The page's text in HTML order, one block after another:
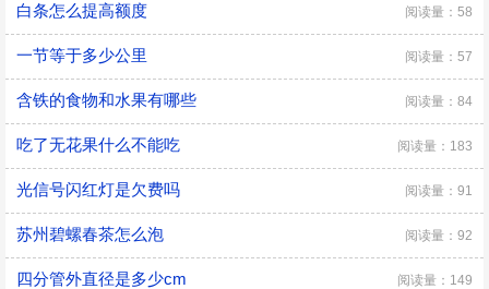
白条怎么提高额度 阅读量：58
一节等于多少公里 阅读量：57
含铁的食物和水果有哪些 阅读量：84
吃了无花果什么不能吃 阅读量：183
光信号闪红灯是欠费吗 阅读量：91
苏州碧螺春茶怎么泡 阅读量：92
四分管外直径是多少cm 阅读量：149